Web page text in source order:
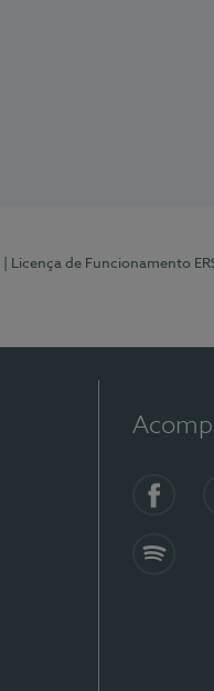
| Licença de Funcionamento